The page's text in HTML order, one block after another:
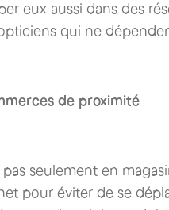
eux aussi dans des
qui ne
de proximité
seulement en
pour éviter de se